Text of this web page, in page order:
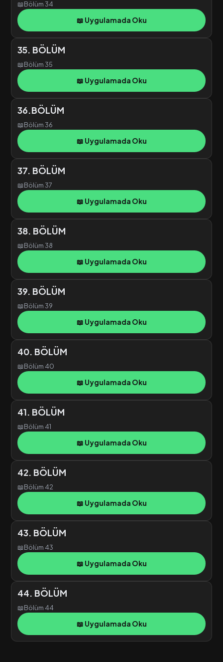
📖Bölüm 34
📖 Uygulamada Oku
35. BÖLÜM
📖Bölüm 35
📖 Uygulamada Oku
36.BÖLÜM
📖Bölüm 36
📖 Uygulamada Oku
37. BÖLÜM
📖Bölüm 37
📖 Uygulamada Oku
38. BÖLÜM
📖Bölüm 38
📖 Uygulamada Oku
39. BÖLÜM
📖Bölüm 39
📖 Uygulamada Oku
40. BÖLÜM
📖Bölüm 40
📖 Uygulamada Oku
41. BÖLÜM
📖Bölüm 41
📖 Uygulamada Oku
42. BÖLÜM
📖Bölüm 42
📖 Uygulamada Oku
43. BÖLÜM
📖Bölüm 43
📖 Uygulamada Oku
44. BÖLÜM
📖Bölüm 44
📖 Uygulamada Oku